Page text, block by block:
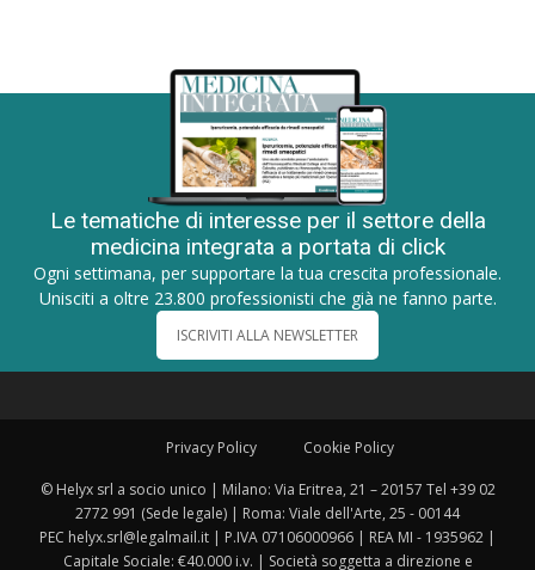
Le tematiche di interesse per il settore della
medicina integrata a portata di click
Ogni settimana, per supportare la tua crescita professionale.
Unisciti a oltre 23.800 professionisti che già ne fanno parte.
ISCRIVITI ALLA NEWSLETTER
Privacy Policy Cookie Policy
© Helyx srl a socio unico | Milano: Via Eritrea, 21 – 20157 Tel +39 02
2772 991 (Sede legale) | Roma: Viale dell'Arte, 25 - 00144
PEC helyx.srl@legalmail.it | P.IVA 07106000966 | REA MI - 1935962 |
Capitale Sociale: €40.000 i.v. | Società soggetta a direzione e